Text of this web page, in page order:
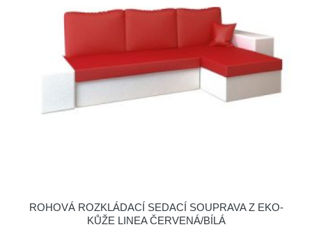
ROHOVÁ ROZKLÁDACÍ SEDACÍ SOUPRAVA Z EKO-
KŮŽE LINEA ČERVENÁ/BÍLÁ